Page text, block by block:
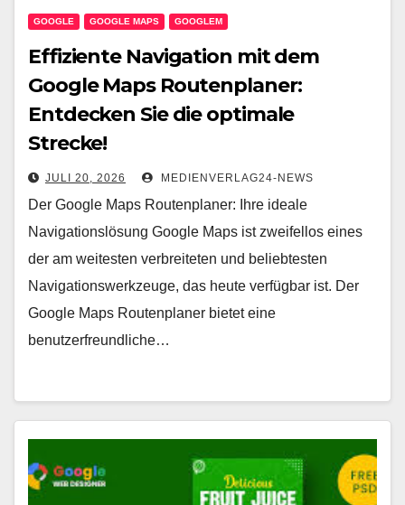
GOOGLE GOOGLE MAPS GOOGLEM
Effiziente Navigation mit dem
Google Maps Routenplaner:
Entdecken Sie die optimale
Strecke!
JULI 20, 2026 MEDIENVERLAG24-NEWS
Der Google Maps Routenplaner: Ihre ideale
Navigationslösung Google Maps ist zweifellos eines
der am weitesten verbreiteten und beliebtesten
Navigationswerkzeuge, das heute verfügbar ist. Der
Google Maps Routenplaner bietet eine
benutzerfreundliche…